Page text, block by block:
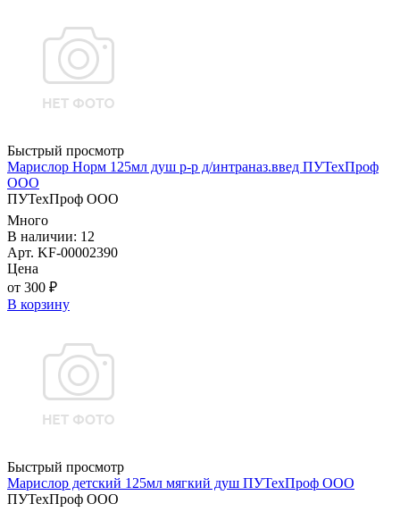
Быстрый просмотр
Марислор Норм 125мл душ р-р д/интраназ.введ ПУТехПроф
ООО
ПУТехПроф ООО
Много
В наличии: 12
Арт. KF-00002390
Цена
от 300 ₽
В корзину
Быстрый просмотр
Марислор детский 125мл мягкий душ ПУТехПроф ООО
ПУТехПроф ООО